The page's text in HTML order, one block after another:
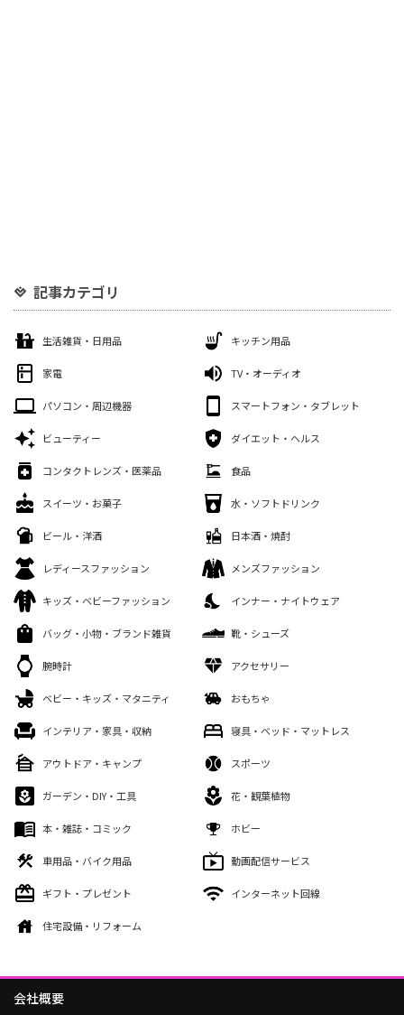
記事カテゴリ
生活雑貨・日用品 キッチン用品
家電 TV・オーディオ
パソコン・周辺機器 スマートフォン・タブレット
ビューティー ダイエット・ヘルス
コンタクトレンズ・医薬品 食品
スイーツ・お菓子 水・ソフトドリンク
ビール・洋酒 日本酒・焼酎
レディースファッション メンズファッション
キッズ・ベビーファッション インナー・ナイトウェア
バッグ・小物・ブランド雑貨 靴・シューズ
腕時計 アクセサリー
ベビー・キッズ・マタニティ おもちゃ
インテリア・家具・収納 寝具・ベッド・マットレス
アウトドア・キャンプ スポーツ
ガーデン・DIY・工具 花・観葉植物
本・雑誌・コミック ホビー
車用品・バイク用品 動画配信サービス
ギフト・プレゼント インターネット回線
住宅設備・リフォーム
会社概要